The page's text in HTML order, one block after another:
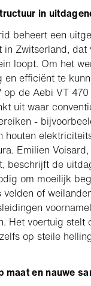
in
beheert een
in Zwitserland, dat
loopt. Om het
en efficiënt te
op de Aebi VT 470
uit waar
-
houten
Emilien
beschrijft de
om moeilijk
velden of
Het voertuig stelt
op steile
maat en nauwe